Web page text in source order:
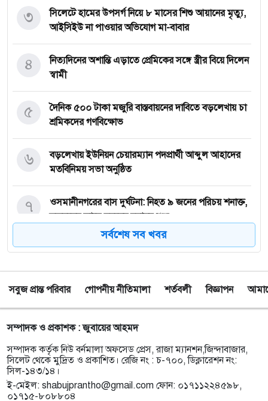
সিলেটে হামের উপসর্গ নিয়ে ৮ মাসের শিশু আয়ানের মৃত্যু,
আইসিইউ না পাওয়ার অভিযোগ মা-বাবার
৩
নিত্যদিনের অশান্তি এড়াতে প্রেমিকের সঙ্গে স্ত্রীর বিয়ে দিলেন
স্বামী
৪
দৈনিক ৫০০ টাকা মজুরি বাস্তবায়নের দাবিতে বড়লেখায় চা
শ্রমিকদের গণবিক্ষোভ
৫
বড়লেখায় ইউনিয়ন চেয়ারম্যান পদপ্রার্থী আব্দুল আহাদের
মতবিনিময় সভা অনুষ্ঠিত
৬
‎ওসমানীনগরের বাস দুর্ঘটনা: নিহত ৯ জনের পরিচয় শনাক্ত,
স্বজনদের কাছে মরদেহ হস্তান্তর শুরু
৭
টাঙ্গুয়ার হাওরে গোসল করতে নেমে পানিতে ডুবে
৮
তাহিরপুরে কলেজ শিক্ষার্থীর উপর অতর্কিত হামলার
প্রতিবাদে মানববন্ধন অনুষ্ঠিত
পাঁচ বন্ধু মিলে ঘুরতে এসেছিলেন সিলেট, কফিনবন্দি হয়ে
বাড়ি ফিরছেন সাইফুল
১০
সিলেটে অনুষ্ঠান শেষে ফেরার পথে সড়ক দুর্ঘটনায় প্রাণ গেল
১১
সর্বশেষ সব খবর
সবুজ প্রান্ত পরিবার গোপনীয় নীতিমালা শর্তবলী বিজ্ঞাপন
সম্পাদক ও প্রকাশক : জুবায়ের আহমদ
সম্পাদক কর্তৃক নিউ বর্নমালা অফসেড প্রেস, রাজা ম্যানশন,জিন্দাবাজার,
সিলেট থেকে মুদ্রিত ও প্রকাশিত। রেজি নং : চ-৭০০, ডিক্লারেশন নং:
সিল-১৪৩/১৪।
ই-মেইল: shabujprantho@gmail.com ফোন: ০১৭১১২২৪৫৯৮,
০১৭১৫-৮০৮৮০৪